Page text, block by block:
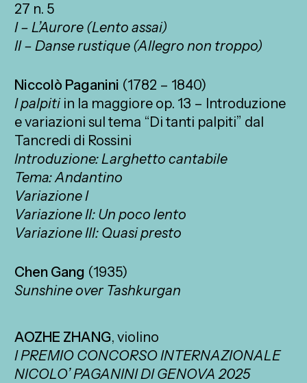
27 n. 5
I – L’Aurore (Lento assai)
II – Danse rustique (Allegro non troppo)
Niccolò Paganini (1782 – 1840)
I palpiti in la maggiore op. 13 – Introduzione
e variazioni sul tema “Di tanti palpiti” dal
Tancredi di Rossini
Introduzione: Larghetto cantabile
Tema: Andantino
Variazione I
Variazione II: Un poco lento
Variazione III: Quasi presto
Chen Gang (1935)
Sunshine over Tashkurgan
AOZHE ZHANG, violino
I PREMIO CONCORSO INTERNAZIONALE
NICOLO’ PAGANINI DI GENOVA 2025